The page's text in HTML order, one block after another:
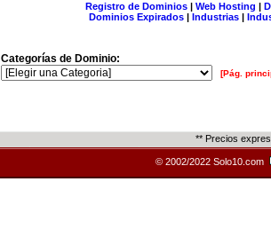
Registro de Dominios| Web Hosting |
Dominios Expirados | Industrias |
Categorías de Dominio:
[Pág.
** Precios
© 2002/2022 Solo10.com